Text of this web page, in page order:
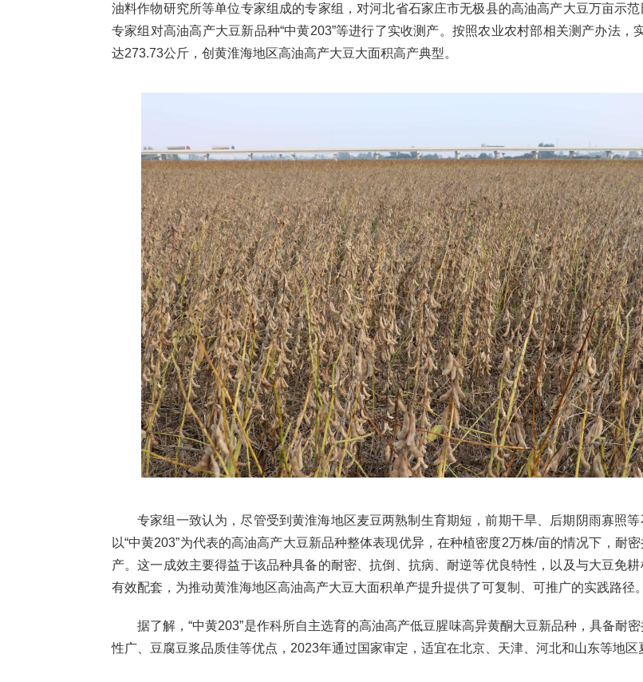
油料作物研究所等单位专家组成的专家组，对河北省石家庄市无极县的高油高产大豆万亩示范
专家组对高油高产大豆新品种“中黄203”等进行了实收测产。按照农业农村部相关测产办法，
达273.73公斤，创黄淮海地区高油高产大豆大面积高产典型。
专家组一致认为，尽管受到黄淮海地区麦豆两熟制生育期短，前期干旱、后期阴雨寡照等
以“中黄203”为代表的高油高产大豆新品种整体表现优异，在种植密度2万株/亩的情况下，耐
产。这一成效主要得益于该品种具备的耐密、抗倒、抗病、耐逆等优良特性，以及与大豆免
有效配套，为推动黄淮海地区高油高产大豆大面积单产提升提供了可复制、可推广的实践路径。
据了解，“中黄203”是作科所自主选育的高油高产低豆腥味高异黄酮大豆新品种，具备耐
性广、豆腐豆浆品质佳等优点，2023年通过国家审定，适宜在北京、天津、河北和山东等地区